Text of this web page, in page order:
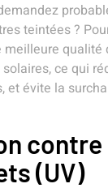
teintées ?
qualité
ce qui
et évite la
contre
(UV)